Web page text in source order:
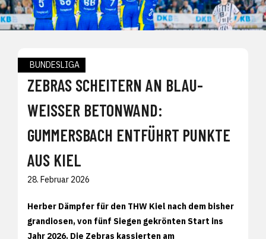
BUNDESLIGA
ZEBRAS SCHEITERN AN BLAU-
WEISSER BETONWAND: G
UMMERSBACH ENTFÜHRT PUNKTE A
US KIEL
28. Februar 2026
Herber Dämpfer für den THW Kiel nach dem bisher
grandiosen, von fünf Siegen gekrönten Start ins
Jahr 2026. Die Zebras kassierten am